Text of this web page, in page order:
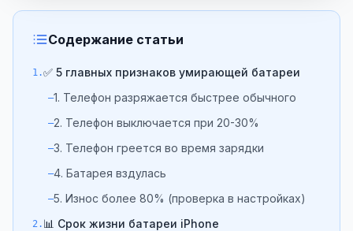
Содержание статьи
1.✅ 5 главных признаков умирающей батареи
–1. Телефон разряжается быстрее обычного
–2. Телефон выключается при 20-30%
–3. Телефон греется во время зарядки
–4. Батарея вздулась
–5. Износ более 80% (проверка в настройках)
2. 📊 Срок жизни батареи iPhone